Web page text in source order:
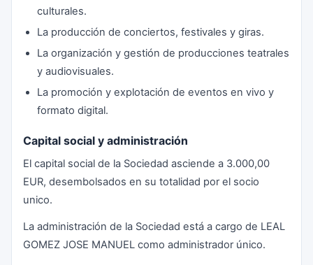
culturales.
La producción de conciertos, festivales y giras.
La organización y gestión de producciones teatrales
y audiovisuales.
La promoción y explotación de eventos en vivo y
formato digital.
Capital social y administración
El capital social de la Sociedad asciende a 3.000,00
EUR, desembolsados en su totalidad por el socio
unico.
La administración de la Sociedad está a cargo de LEAL
GOMEZ JOSE MANUEL como administrador único.